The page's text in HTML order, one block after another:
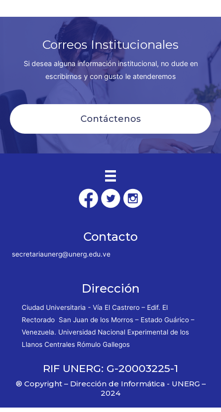
Correos Institucionales
Si desea alguna información institucional, no dude en
escribirnos y con gusto le atenderemos
Contáctenos
Contacto
secretariaunerg@unerg.edu.ve
Dirección
Ciudad Universitaria - Vía El Castrero – Edif. El
Rectorado San Juan de los Morros – Estado Guárico –
Venezuela. Universidad Nacional Experimental de los
Llanos Centrales Rómulo Gallegos
RIF UNERG: G-20003225-1
® Copyright – Dirección de Informática - UNERG –
2024